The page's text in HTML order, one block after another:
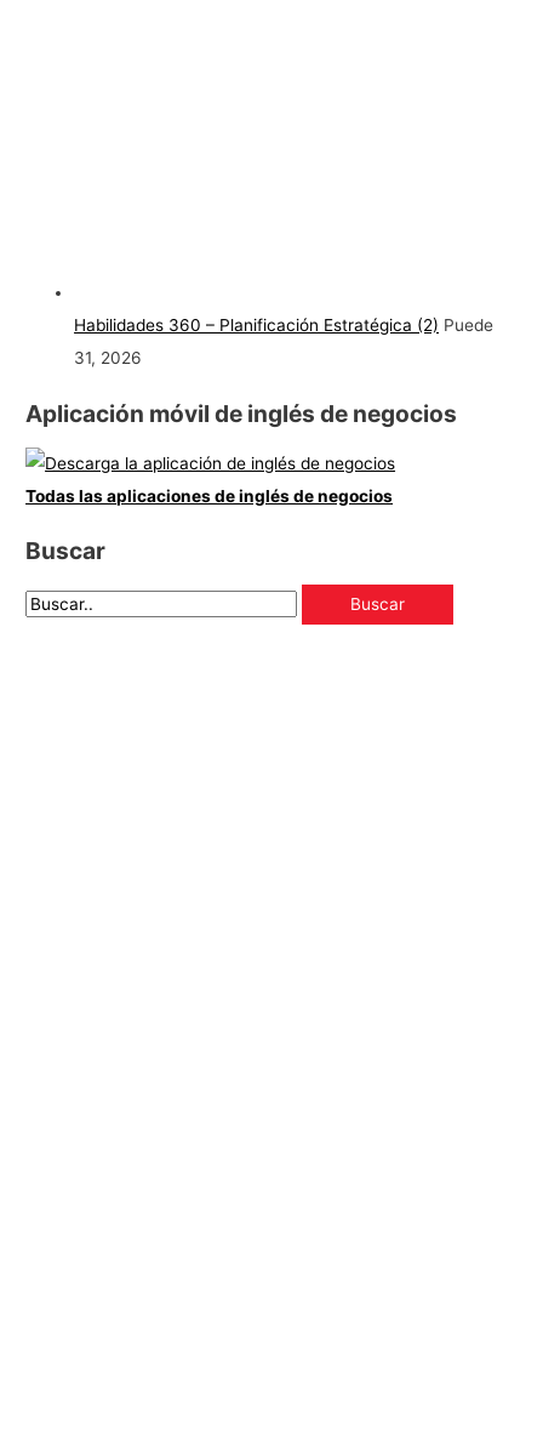
Habilidades 360 – Planificación Estratégica (2) Puede
31, 2026
Aplicación móvil de inglés de negocios
Todas las aplicaciones de inglés de negocios
Buscar